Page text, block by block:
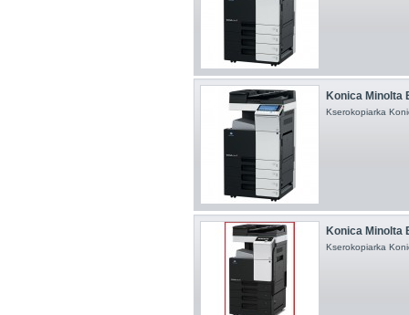
Konica Minolta
Kserokopiarka
Konica Minolta
Kserokopiarka